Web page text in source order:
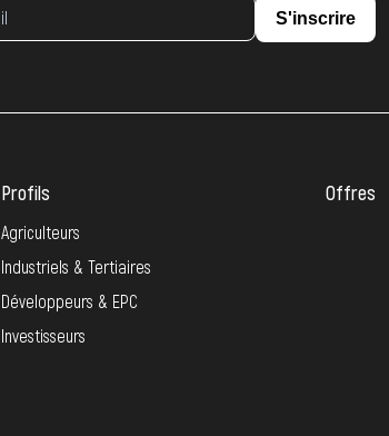
S'inscrire
Profils
Agriculteurs
Industriels & Tertiaires
Développeurs & EPC
Investisseurs
Offres